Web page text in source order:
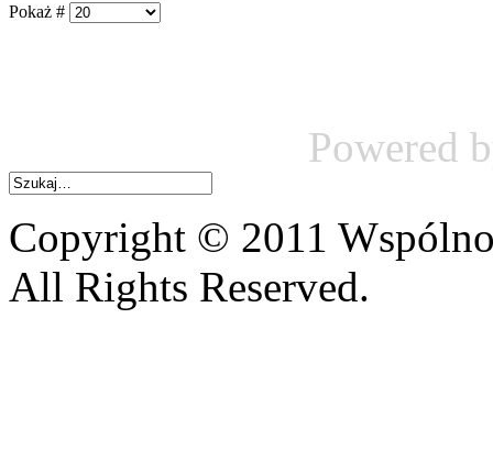
Pokaż #
Powered
Copyright © 2011
All Rights Reserved.